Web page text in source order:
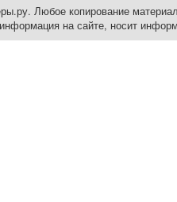
Любое копирование
на сайте, носит